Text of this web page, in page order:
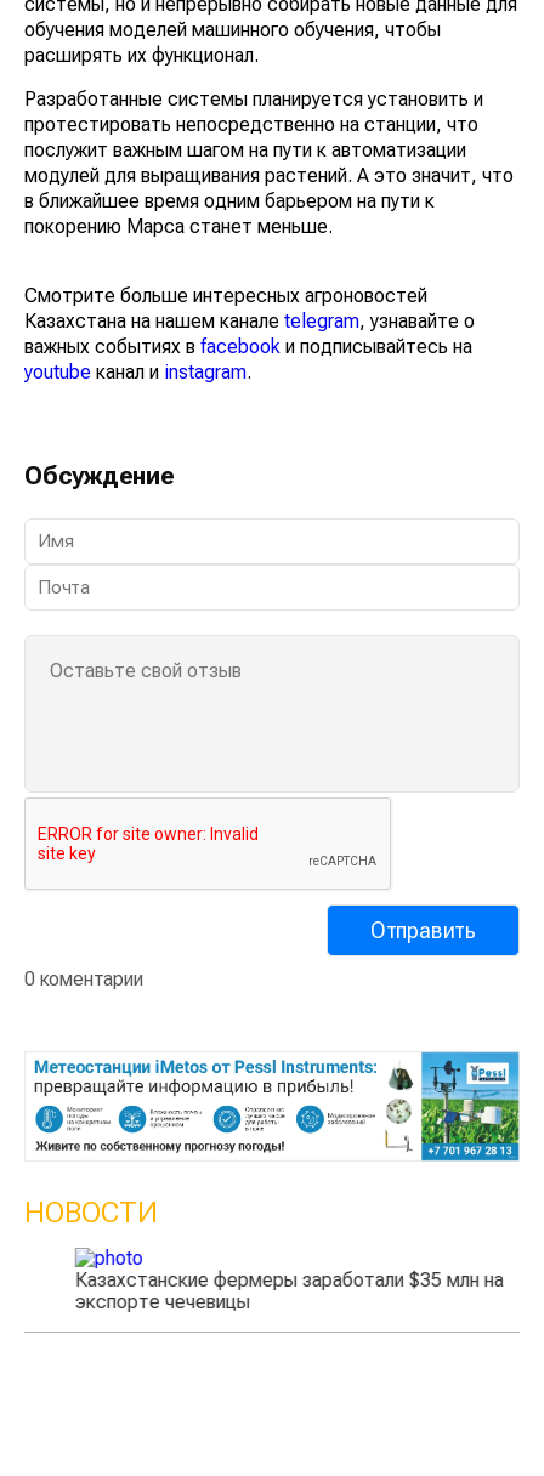
обучения моделей машинного обучения, чтобы
расширять их функционал.
Разработанные системы планируется установить и
протестировать непосредственно на станции, что
послужит важным шагом на пути к автоматизации
модулей для выращивания растений. А это значит, что
в ближайшее время одним барьером на пути к
покорению Марса станет меньше.
Смотрите больше интересных агроновостей
Казахстана на нашем канале telegram, узнавайте о
важных событиях в facebook и подписывайтесь на
youtube канал и instagram.
Обсуждение
0 коментарии
НОВОСТИ
Казахстанские фермеры заработали $35 млн на
экспорте чечевицы